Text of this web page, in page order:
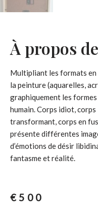
À propos
Multipliant les formats en
la peinture (aquarelles,
graphiquement les
humain. Corps idiot,
transformant, corps en
présente différentes
d’émotions de désir
fantasme et réalité.
€ 500